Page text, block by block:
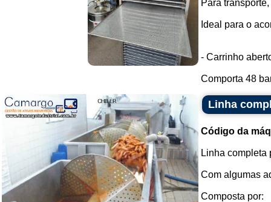
Para
Ideal para o
- Carrinho
Comporta 48
Linha
Código da
Linha completa
Com algumas
Composta por: